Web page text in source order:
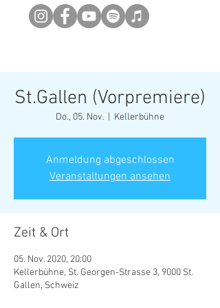
St.Gallen (Vorpremiere)
Do., 05. Nov. Kellerbühne
Anmeldung abgeschlossen
Veranstaltungen ansehen
Zeit & Ort
05. Nov. 2020, 20:00
Kellerbühne, St. Georgen-Strasse 3, 9000 St.
Gallen, Schweiz